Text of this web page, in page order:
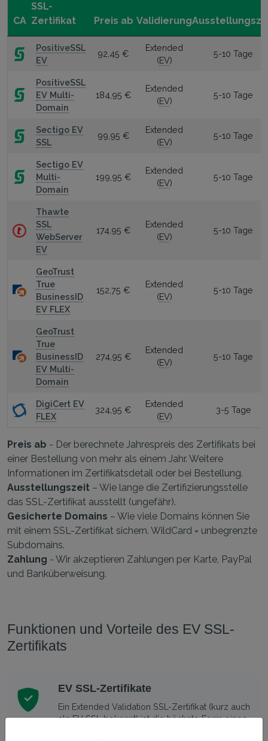
CA
SSL-
Zertifikat
Preis ab Validierung
PositiveSSL
EV
92,45 €
Extended
(EV)
5-10 Tage
PositiveSSL
EV Multi-
Domain
184,95 €
Extended
(EV)
5-10 Tage
Sectigo EV
SSL
99,95 €
Extended
(EV)
5-10 Tage
Sectigo EV
Multi-
Domain
199,95 €
Extended
(EV)
5-10 Tage
Thawte
SSL
WebServer
EV
174,95 €
Extended
(EV)
5-10 Tage
GeoTrust
True
BusinessID
EV FLEX
152,75 €
Extended
(EV)
5-10 Tage
GeoTrust
True
BusinessID
EV Multi-
Domain
274,95 €
Extended
(EV)
5-10 Tage
DigiCert EV
FLEX
324,95 €
Extended
(EV)
3-5 Tage
Preis ab - Der berechnete Jahrespreis des Zertifikats bei
einer Bestellung von mehr als einem Jahr. Weitere
Informationen im Zertifikatsdetail oder bei Bestellung.
Ausstellungszeit – Wie lange die Zertifizierungsstelle
das SSL-Zertifikat ausstellt (ungefähr).
Gesicherte Domains – Wie viele Domains können Sie
mit einem SSL-Zertifikat sichern. WildCard = unbegrenzte
Subdomains.
Zahlung - Wir akzeptieren Zahlungen per Karte, PayPal
und Banküberweisung.
Funktionen und Vorteile des EV SSL-
Zertifikats
EV SSL-Zertifikate
Ein Extended Validation SSL-Zertifikat (kurz auch
als EV SSL bekannt) ist die höchste Form eines